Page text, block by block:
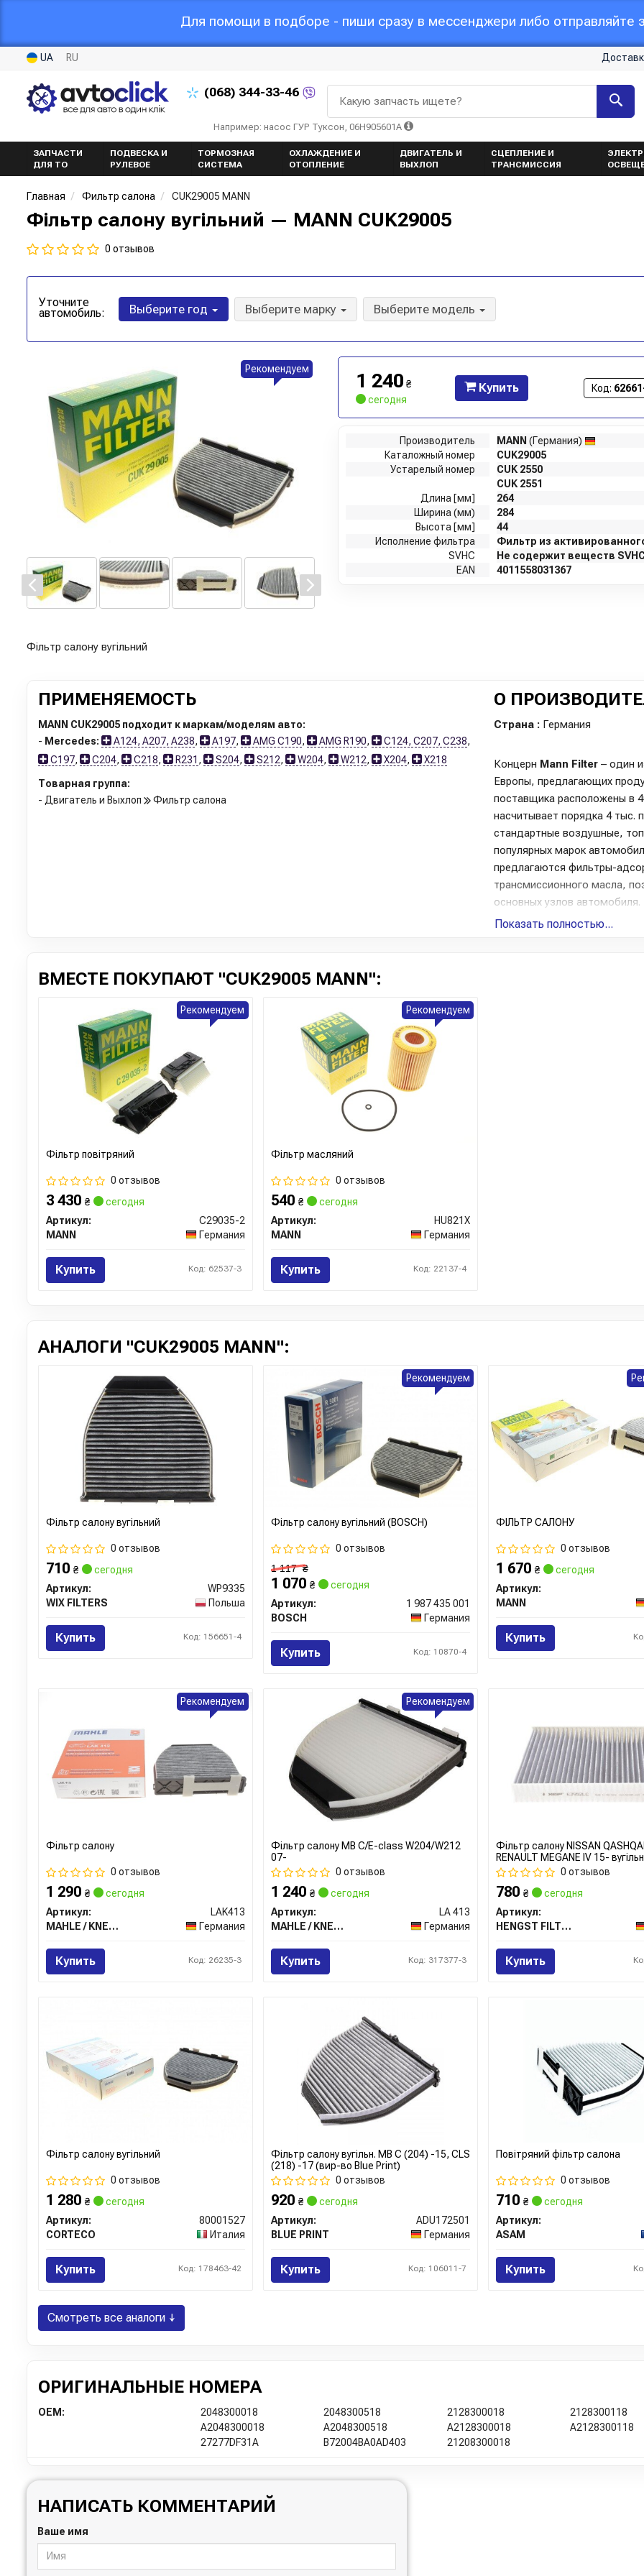
Для помощи в подборе - пиши сразу в мессенджери либо отправляйте
UA RU
(068) 344-33-46
Какую запчасть ищете?
Например: насос ГУР Туксон, 06H905601A
ЗАПЧАСТИ
ДЛЯ ТО
ПОДВЕСКА И
РУЛЕВОЕ
ТОРМОЗНАЯ
СИСТЕМА
ОХЛАЖДЕНИЕ И
ОТОПЛЕНИЕ
ДВИГАТЕЛЬ И
ВЫХЛОП
СЦЕПЛЕНИЕ И
ТРАНСМИССИЯ
Главная Фильтр салона CUK29005 MANN
Фільтр салону вугільний — MANN CUK29005
0 отзывов
Уточните
автомобиль: Выберите год Выберите марку Выберите модель
Рекомендуем
1 240 ₴
сегодня
Купить Код:
Производитель MANN (Германия)
Каталожный номер
CUK29005
Устарелый номер
CUK 2550
CUK 2551
Длина [мм]
264
Ширина (мм)
284
Высота [мм]
44
Исполнение фильтра
Фильтр из
SVHC
Не содержит веществ
EAN
4011558031367
Фільтр салону вугільний
ПРИМЕНЯЕМОСТЬ
MANN CUK29005 подходит к маркам/моделям авто:
- Mercedes: A124, A207, A238, A197, AMG C190, AMG R190, C124, C207, C238,
C197, C204, C218, R231 , S204, S212, W204, W212, X204, X218
Товарная группа:
- Двигатель и Выхлоп
Фильтр салона
О
Страна : Германия
Концерн Mann Filter – один
Европы, предлагающих
поставщика расположены в
насчитывает порядка 4 тыс.
стандартные воздушные,
популярных марок
предлагаются фильтры-
трансмиссионного масла,
основных узлов автомобиля.
Компания является
Показать полностью...
ВМЕСТЕ ПОКУПАЮТ "CUK29005 MANN":
Фільтр повітряний
0 отзывов
3 430 ₴
сегодня
Артикул:
C29035-2
MANN
Германия
Купить Код: 62537-3
Рекомендуем
Фільтр масляний
0 отзывов
540 ₴
сегодня
Артикул:
HU821X
MANN
Германия
Купить Код: 22137-4
Рекомендуем
АНАЛОГИ "CUK29005 MANN":
Фільтр салону вугільний
0 отзывов
710 ₴
сегодня
Артикул:
WP9335
WIX FILTERS
Польша
Купить Код: 156651-4
Фільтр салону вугільний (BOSCH)
0 отзывов
1 117₴
1 070 ₴
сегодня
Артикул:
1 987 435 001
BOSCH
Германия
Купить Код: 10870-4
Рекомендуем
ФІЛЬТР САЛОНУ
0 отзывов
1 670 ₴
сегодня
Артикул:
MANN
Купить
Фiльтр салону
0 отзывов
1 290 ₴
сегодня
Артикул:
LAK413
MAHLE / KNECHT
Германия
Купить Код: 26235-3
Рекомендуем
Фільтр салону MB C/E-class W204/W212
07-
0 отзывов
1 240 ₴
сегодня
Артикул:
LA 413
MAHLE / KNECHT
Германия
Купить Код: 317377-3
Рекомендуем
Фільтр салону NISSAN
RENAULT MEGANE IV 15-
HENGST)
0 отзывов
780 ₴
сегодня
Артикул:
HENGST FILTER
Купить
Фільтр салону вугільний
0 отзывов
1 280 ₴
сегодня
Артикул:
80001527
CORTECO
Италия
Купить Код: 178463-42
Фільтр салону вугільн. MB C (204) -15, CLS
(218) -17 (вир-во Blue Print)
0 отзывов
920 ₴
сегодня
Артикул:
ADU172501
BLUE PRINT
Германия
Купить Код: 106011-7
Повітряний фільтр салона
0 отзывов
710 ₴
сегодня
Артикул:
ASAM
Купить
Смотреть все аналоги ↓
ОРИГИНАЛЬНЫЕ НОМЕРА
OEM: 2048300018 2048300518 2128300018 2128300118
A2048300018
A2048300518 A2128300018 A2128300118
27277DF31A
B72004BA0AD403 21208300018
НАПИСАТЬ КОММЕНТАРИЙ
Ваше имя